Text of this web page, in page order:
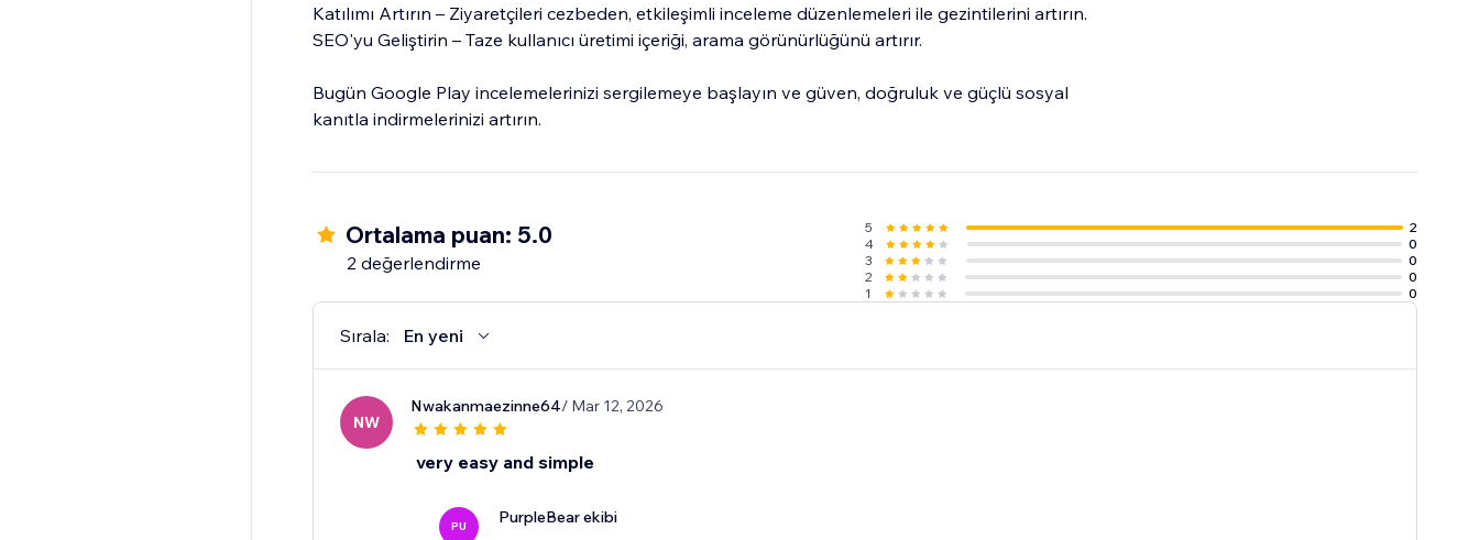
Katılımı Artırın – Ziyaretçileri cezbeden, etkileşimli inceleme düzenlemeleri ile gezintilerini artırın.
SEO'yu Geliştirin – Taze kullanıcı üretimi içeriği, arama görünürlüğünü artırır.
Bugün Google Play incelemelerinizi sergilemeye başlayın ve güven, doğruluk ve güçlü sosyal
kanıtla indirmelerinizi artırın.
Ortalama puan: 5.0
2 değerlendirme
5
2
4
0
3
0
2
0
1
0
Sırala: En yeni
NW
Nwakanmaezinne64/ Mar 12, 2026
very easy and simple
PU PurpleBear ekibi